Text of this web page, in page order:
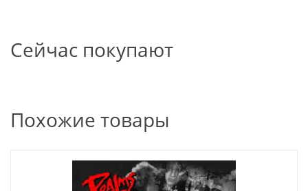
Сейчас покупают
Похожие товары